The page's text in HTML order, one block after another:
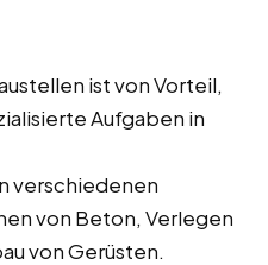
ist von Vorteil,
Aufgaben in
verschiedenen
von Beton, Verlegen
von Gerüsten.